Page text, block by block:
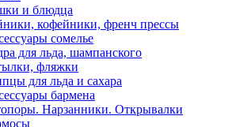
и блюдца
кофейники, френч прессы
сомелье
для льда, шампанского
фляжки
для льда и сахара
бармена
Нарзанники. Открывалки